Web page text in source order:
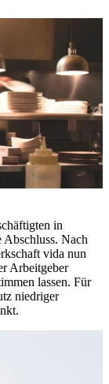
in
Nach
vida nun
Arbeitgeber
lassen. Für
niedriger